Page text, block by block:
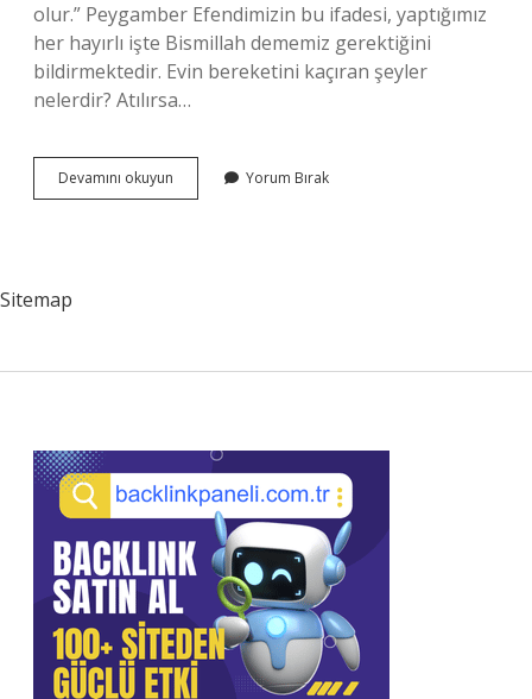
olur.” Peygamber Efendimizin bu ifadesi, yaptığımız
her hayırlı işte Bismillah dememiz gerektiğini
bildirmektedir. Evin bereketini kaçıran şeyler
nelerdir? Atılırsa…
Devamını okuyun
Bereketsiz
Yorum Bırak
Sitemap
Sidebar